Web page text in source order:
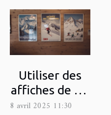
Utiliser des
affiches de ski
pour ajouter
8 avril 2025 11:30